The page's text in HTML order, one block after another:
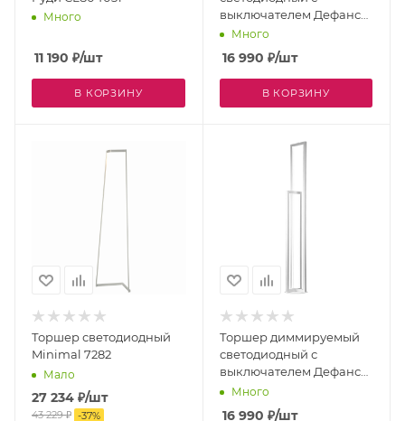
Много
11 190 ₽/шт
В КОРЗИНУ
выключателем Дефанс
CL804011
Много
16 990 ₽/шт
В КОРЗИНУ
Торшер светодиодный
Minimal 7282
Мало
27 234 ₽/шт
43 229₽ -37%
Торшер диммируемый
светодиодный с
выключателем Дефанс
CL804010
Много
16 990 ₽/шт